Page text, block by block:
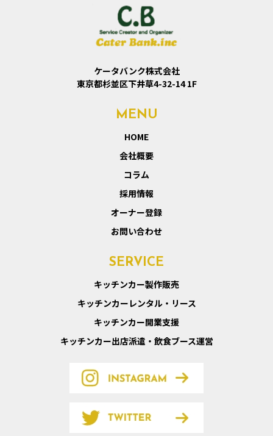
ケータバンク株式会社
東京都杉並区下井草4-32-14 1F
MENU
HOME
会社概要
コラム
採用情報
オーナー登録
お問い合わせ
SERVICE
キッチンカー製作販売
キッチンカーレンタル・リース
キッチンカー開業支援
キッチンカー出店派遣・飲食ブース運営